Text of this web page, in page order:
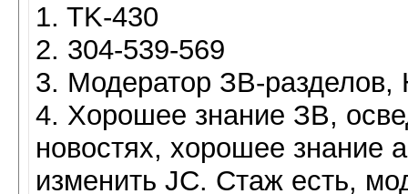
1. TK-430
2. 304-539-569
3. Модератор ЗВ-разделов,
4. Хорошее знание ЗВ,
новостях, хорошее знание
изменить JC. Стаж есть,